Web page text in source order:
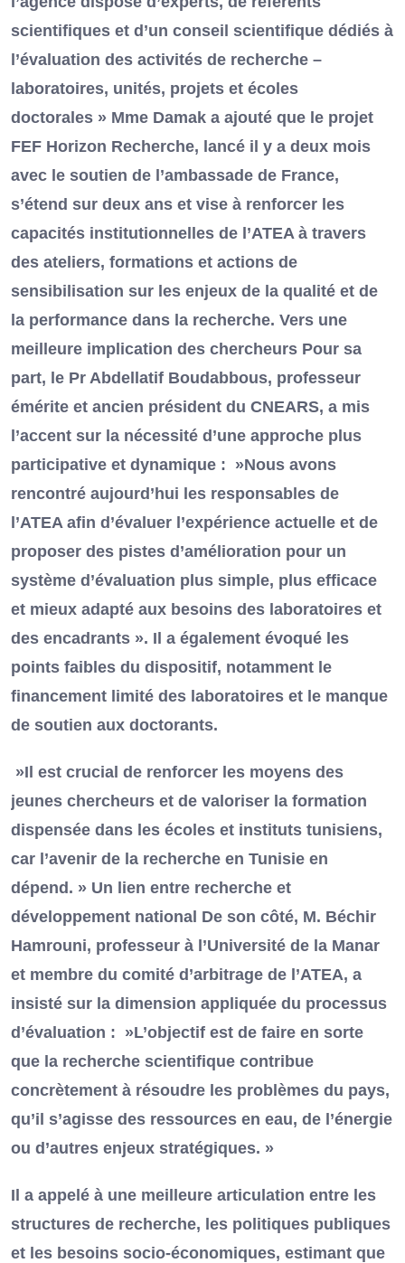
scientifiques et d’un conseil scientifique dédiés à
l’évaluation des activités de recherche –
laboratoires, unités, projets et écoles
doctorales » Mme Damak a ajouté que le projet
FEF Horizon Recherche, lancé il y a deux mois
avec le soutien de l’ambassade de France,
s’étend sur deux ans et vise à renforcer les
capacités institutionnelles de l’ATEA à travers
des ateliers, formations et actions de
sensibilisation sur les enjeux de la qualité et de
la performance dans la recherche. Vers une
meilleure implication des chercheurs Pour sa
part, le Pr Abdellatif Boudabbous, professeur
émérite et ancien président du CNEARS, a mis
l’accent sur la nécessité d’une approche plus
participative et dynamique : »Nous avons
rencontré aujourd’hui les responsables de
l’ATEA afin d’évaluer l’expérience actuelle et de
proposer des pistes d’amélioration pour un
système d’évaluation plus simple, plus efficace
et mieux adapté aux besoins des laboratoires et
des encadrants ». Il a également évoqué les
points faibles du dispositif, notamment le
financement limité des laboratoires et le manque
de soutien aux doctorants.
»Il est crucial de renforcer les moyens des
jeunes chercheurs et de valoriser la formation
dispensée dans les écoles et instituts tunisiens,
car l’avenir de la recherche en Tunisie en
dépend. » Un lien entre recherche et
développement national De son côté, M. Béchir
Hamrouni, professeur à l’Université de la Manar
et membre du comité d’arbitrage de l’ATEA, a
insisté sur la dimension appliquée du processus
d’évaluation : »L’objectif est de faire en sorte
que la recherche scientifique contribue
concrètement à résoudre les problèmes du pays,
qu’il s’agisse des ressources en eau, de l’énergie
ou d’autres enjeux stratégiques. »
Il a appelé à une meilleure articulation entre les
structures de recherche, les politiques publiques
et les besoins socio-économiques, estimant que